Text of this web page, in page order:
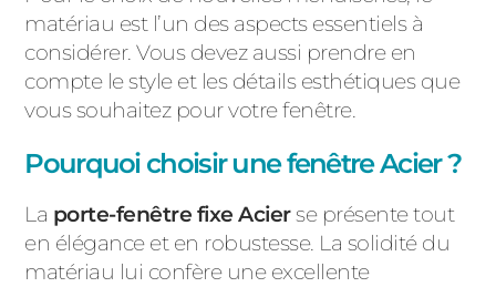
matériau est l’un des aspects essentiels à
considérer. Vous devez aussi prendre en
compte le style et les détails esthétiques que
vous souhaitez pour votre fenêtre.
Pourquoi choisir une fenêtre Acier ?
La porte-fenêtre fixe Acierse présente tout
en élégance et en robustesse. La solidité du
matériau lui confère une excellente